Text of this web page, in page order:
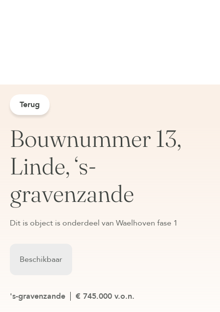
Terug
Bouwnummer 13,
Linde, ‘s-
gravenzande
Dit is object is onderdeel van Waelhoven fase 1
Beschikbaar
's-gravenzande € 745.000 v.o.n.